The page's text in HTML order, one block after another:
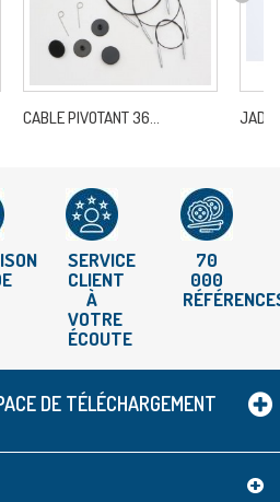
CABLE PIVOTANT 36...
SERVICE
CLIENT
À
VOTRE
ÉCOUTE
70
000
DE TÉLÉCHARGEMENT